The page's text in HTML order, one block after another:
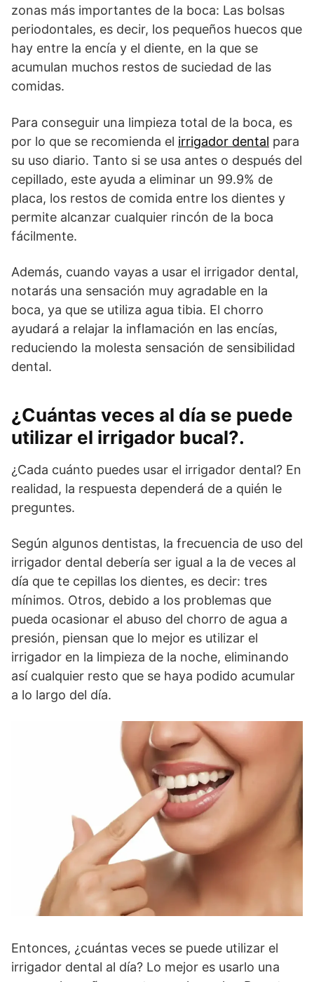
zonas más importantes de la boca: Las bolsas
periodontales, es decir, los pequeños huecos que
hay entre la encía y el diente, en la que se
acumulan muchos restos de suciedad de las
comidas.
Para conseguir una limpieza total de la boca, es
por lo que se recomienda el irrigador dental para
su uso diario. Tanto si se usa antes o después del
cepillado, este ayuda a eliminar un 99.9% de
placa, los restos de comida entre los dientes y
permite alcanzar cualquier rincón de la boca
fácilmente.
Además, cuando vayas a usar el irrigador dental,
notarás una sensación muy agradable en la
boca, ya que se utiliza agua tibia. El chorro
ayudará a relajar la inflamación en las encías,
reduciendo la molesta sensación de sensibilidad
dental.
¿Cuántas veces al día se puede
utilizar el irrigador bucal?.
¿Cada cuánto puedes usar el irrigador dental? En
realidad, la respuesta dependerá de a quién le
preguntes.
Según algunos dentistas, la frecuencia de uso del
irrigador dental debería ser igual a la de veces al
día que te cepillas los dientes, es decir: tres
mínimos. Otros, debido a los problemas que
pueda ocasionar el abuso del chorro de agua a
presión, piensan que lo mejor es utilizar el
irrigador en la limpieza de la noche, eliminando
así cualquier resto que se haya podido acumular
a lo largo del día.
Entonces, ¿cuántas veces se puede utilizar el
irrigador dental al día? Lo mejor es usarlo una